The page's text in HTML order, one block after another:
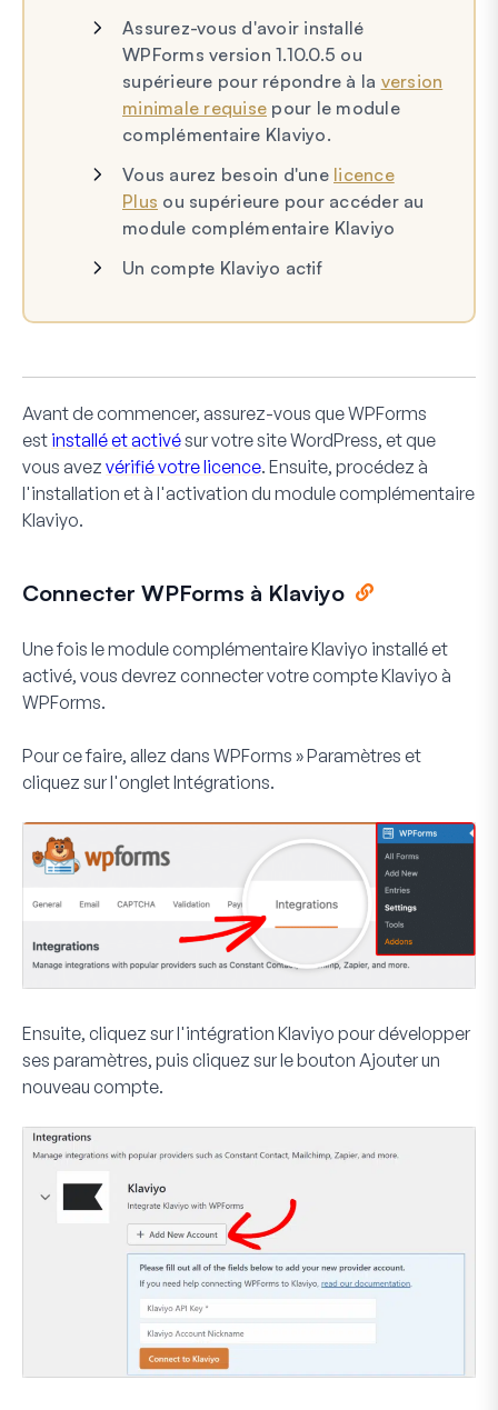
Assurez-vous d'avoir installé
WPForms version 1.10.0.5 ou
supérieure pour répondre à la version
minimale requise pour le module
complémentaire Klaviyo.
Vous aurez besoin d'une licence
Plus ou supérieure pour accéder au
module complémentaire Klaviyo
Un compte Klaviyo actif
Avant de commencer, assurez-vous que WPForms
est installé et activésur votre site WordPress, et que
vous avez vérifié votre licence. Ensuite, procédez à
l'installation et à l'activation du module complémentaire
Klaviyo.
Connecter WPForms à Klaviyo
Une fois le module complémentaire Klaviyo installé et
activé, vous devrez connecter votre compte Klaviyo à
WPForms.
Pour ce faire, allez dans WPForms » Paramètres et
cliquez sur l'ongletIntégrations.
Ensuite, cliquez sur l'intégration Klaviyo pour développer
ses paramètres, puis cliquez sur le bouton Ajouter un
nouveau compte.